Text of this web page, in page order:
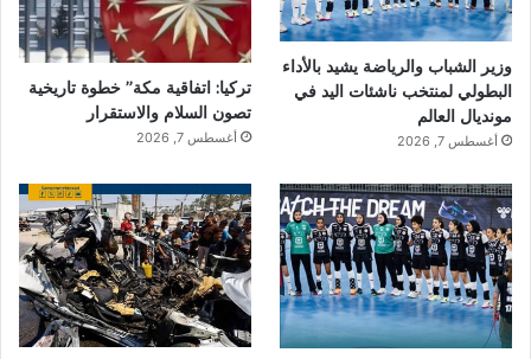
وزير الشباب والرياضة يشيد بالأداء
البطولي لمنتخب ناشئات اليد في
مونديال العالم
أغسطس 7, 2026
تركيا: اتفاقية مكة” خطوة تاريخية
تصون السلام والاستقرار
أغسطس 7, 2026